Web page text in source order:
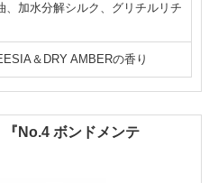
、加水分解シルク、グリチルリチ
＆DRY AMBERの香り
No.4 ボンドメンテ